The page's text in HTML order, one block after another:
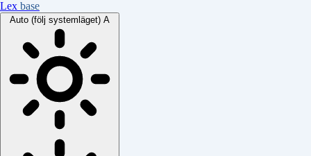
Lex base
Auto (följ systemläget) A